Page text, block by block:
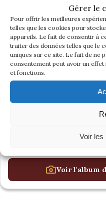
Gérer le
Pour offrir les meilleures
telles que les cookies pour
appareils. Le fait de consentir à
traiter des données telles que le
uniques sur ce site. Le fait de ne
consentement peut avoir un
et fonctions.
Voir les
Voir l'album